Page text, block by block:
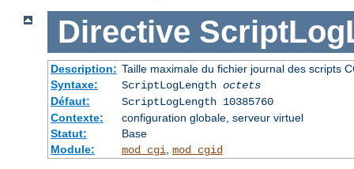
Directive
Description: Taille maximale du fichier journal des scripts
Syntaxe:
ScriptLogLength octets
Défaut:
ScriptLogLength 10385760
Contexte:
configuration globale, serveur virtuel
Statut:
Base
Module:
mod_cgi mod_cgid